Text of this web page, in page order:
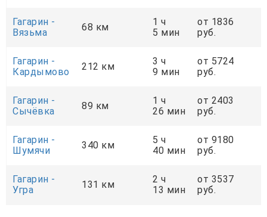
Гагарин -
Вязьма
68 км
1 ч
5 мин
от 1836
руб.
Гагарин -
Кардымово
212 км
3 ч
9 мин
от 5724
руб.
Гагарин -
Сычёвка
89 км
1 ч
26 мин
от 2403
руб.
Гагарин -
Шумячи
340 км
5 ч
40 мин
от 9180
руб.
Гагарин -
Угра
131 км
2 ч
13 мин
от 3537
руб.